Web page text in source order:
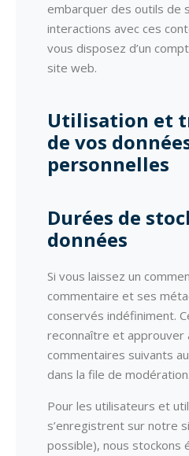
embarquer des outils de
interactions avec ces
vous disposez d’un
site web.
Utilisation et
de vos
personnelles
Durées de
données
Si vous laissez un
commentaire et ses
conservés indéfiniment.
reconnaître et approuver
commentaires suivants
dans la file de modération.
Pour les utilisateurs et
s’enregistrent sur notre
possible), nous stockons